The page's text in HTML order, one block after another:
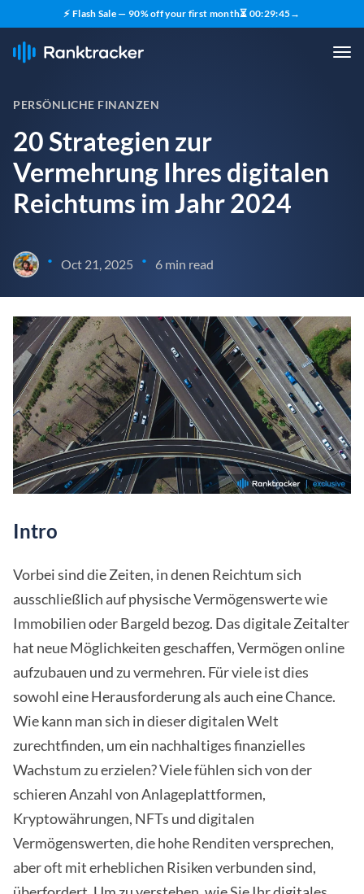
⚡ Flash Sale — 90% off your first month⏳ 00:29:44→
PERSÖNLICHE FINANZEN
20 Strategien zur
Vermehrung Ihres digitalen
Reichtums im Jahr 2024
• Oct 21, 2025 • 6 min read
Intro
Vorbei sind die Zeiten, in denen Reichtum sich
ausschließlich auf physische Vermögenswerte wie
Immobilien oder Bargeld bezog. Das digitale Zeitalter
hat neue Möglichkeiten geschaffen, Vermögen online
aufzubauen und zu vermehren. Für viele ist dies
sowohl eine Herausforderung als auch eine Chance.
Wie kann man sich in dieser digitalen Welt
zurechtfinden, um ein nachhaltiges finanzielles
Wachstum zu erzielen? Viele fühlen sich von der
schieren Anzahl von Anlageplattformen,
Kryptowährungen, NFTs und digitalen
Vermögenswerten, die hohe Renditen versprechen,
aber oft mit erheblichen Risiken verbunden sind,